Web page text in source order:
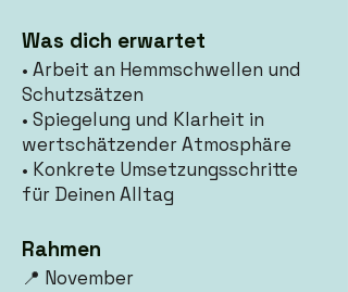
Was dich erwartet
• Arbeit an Hemmschwellen und
Schutzsätzen
• Spiegelung und Klarheit in
wertschätzender Atmosphäre
• Konkrete Umsetzungsschritte
für Deinen Alltag
Rahmen
📍 November